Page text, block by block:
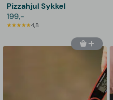
Pizzahjul Sykkel
199,-
4,8